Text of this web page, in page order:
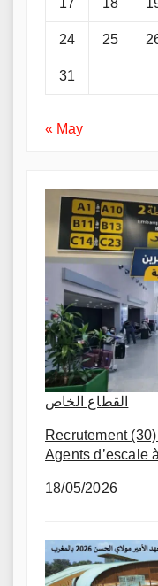
24 25
31
« May
القطاع الخاص
Recrutement
Agents d’escale
18/05/2026